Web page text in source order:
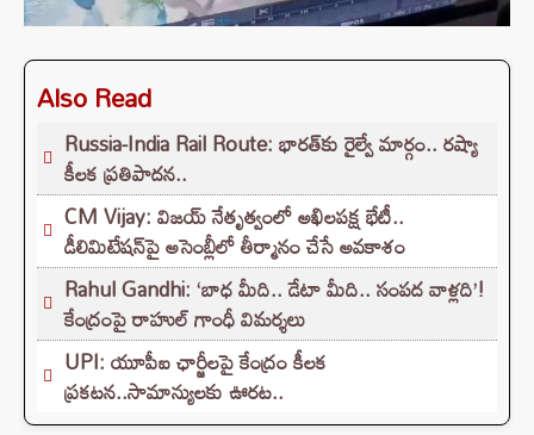
Also Read
Russia-India Rail Route: భారత్‌కు రైల్వే మార్గం.. రష్యా
కీలక ప్రతిపాదన..
CM Vijay: విజయ్ నేతృత్వంలో అఖిలపక్ష భేటీ..
డీలిమిటేషన్‌పై అసెంబ్లీలో తీర్మానం చేసే అవకాశం
Rahul Gandhi: ‘బాధ మీది.. డేటా మీది.. సంపద వాళ్లది’!
కేంద్రంపై రాహుల్ గాంధీ విమర్శలు
UPI: యూపీఐ ఛార్జీలపై కేంద్రం కీలక
ప్రకటన..సామాన్యులకు ఊరట..